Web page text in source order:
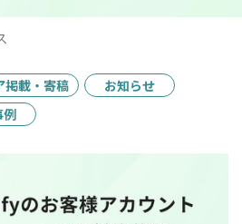
掲載・寄稿
お知らせ
例